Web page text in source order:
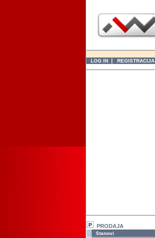
LOG IN | REGISTRACIJA
PRODAJA
Stanovi